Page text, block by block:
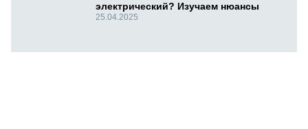
электрический? Изучаем нюансы
25.04.2025